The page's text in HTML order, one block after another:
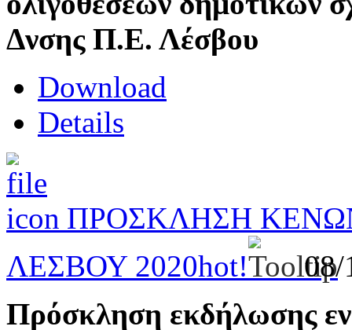
Δνσης Π.Ε. Λέσβου
Download
Details
ΠΡΟΣΚΛΗΣΗ
ΛΕΣΒΟΥ 2020hot!
Πρόσκληση εκδήλωσης